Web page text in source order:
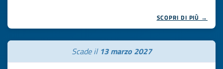
SCOPRI DI PIÙ →
Scade il 13 marzo 2027